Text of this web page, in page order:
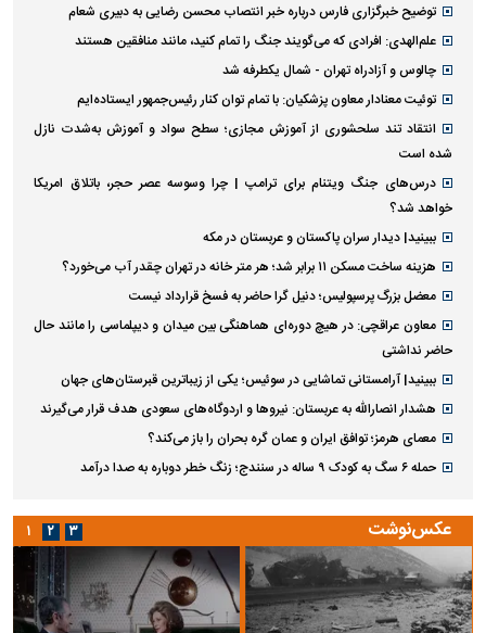
توضیح خبرگزاری فارس درباره خبر انتصاب محسن رضایی به دبیری شعام
علم‌الهدی: افرادی که می‌گویند جنگ را تمام کنید، مانند منافقین هستند
چالوس و آزادراه تهران - شمال یکطرفه شد
توئیت معنادار معاون پزشکیان: با تمام توان کنار رئیس‌جمهور ایستاده‌ایم
انتقاد تند سلحشوری از آموزش مجازی؛ سطح سواد و آموزش به‌شدت نازل
شده است
درس‌های جنگ ویتنام برای ترامپ | چرا وسوسه عصر حجر، باتلاق امریکا
خواهد شد؟
ببینید| دیدار سران پاکستان و عربستان در مکه
هزینه ساخت مسکن ۱۱ برابر شد؛ هر متر خانه در تهران چقدر آب می‌خورد؟
معضل بزرگ پرسپولیس؛ دنیل گرا حاضر به فسخ قرارداد نیست
معاون عراقچی: در هیچ دوره‌ای هماهنگی بین میدان و دیپلماسی را مانند حال
حاضر نداشتی
ببینید| آرامستانی تماشایی در سوئیس؛ یکی از زیباترین قبرستان‌های جهان
هشدار انصارالله به عربستان: نیروها و اردوگاه‌های سعودی هدف قرار می‌گیرند
معمای هرمز؛ توافق ایران و عمان گره بحران را باز می‌کند؟
حمله ۶ سگ به کودک ۹ ساله در سنندج؛ زنگ خطر دوباره به صدا درآمد
عکس‌نوشت ۱ ۲ ۳